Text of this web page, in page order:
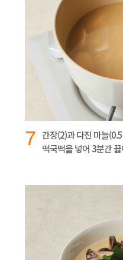
7 간장(2)과 다진 마늘
떡국떡을 넣어 3분간